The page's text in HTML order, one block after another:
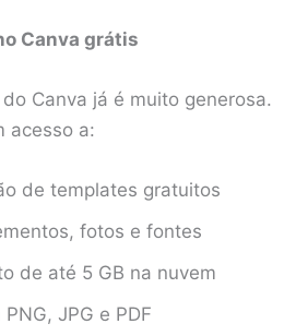
Canva grátis
Canva já é muito generosa.
acesso a:
de templates gratuitos
fotos e fontes
de até 5 GB na nuvem
JPG e PDF